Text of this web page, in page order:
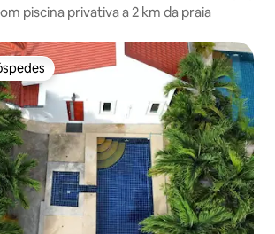
piscina privativa a 2 km da praia